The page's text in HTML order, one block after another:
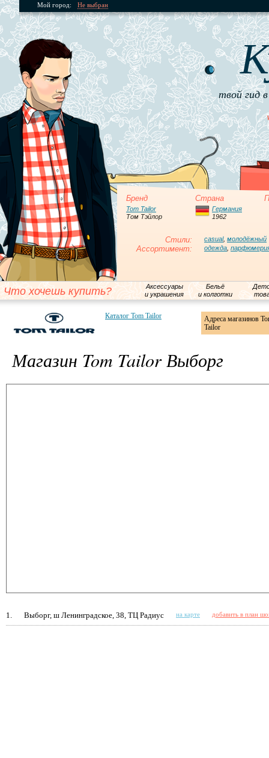
Мой город: Не выбран
твой гид
Бренд Страна
Tom Tailor
Том Тэйлор
Германия
1962
Стили: casual, молодёжный
Ассортимент: одежда
Что хочешь купить?
Аксессуары
и украшения
Бельё
и колготки
Каталог Tom Tailor
Адреса магазинов
Tailor
Магазин Tom Tailor Выборг
1. Выборг, ш Ленинградское, 38, ТЦ Радиус на карте добавить в план